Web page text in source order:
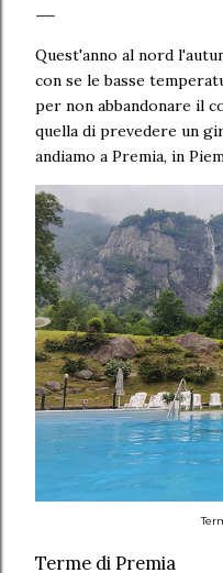
Quest'anno al nord
con se le basse
per non abbandonare il
quella di prevedere un
andiamo a Premia, in
Terme di Premia